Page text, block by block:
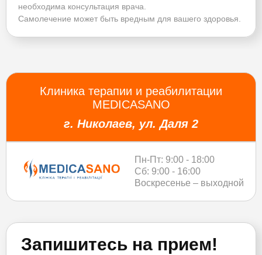
необходима консультация врача.
Самолечение может быть вредным для вашего здоровья.
Клиника терапии и реабилитации
MEDICASANO
г. Николаев, ул. Даля 2
Пн-Пт: 9:00 - 18:00
Сб: 9:00 - 16:00
Воскресенье – выходной
Запишитесь на прием!